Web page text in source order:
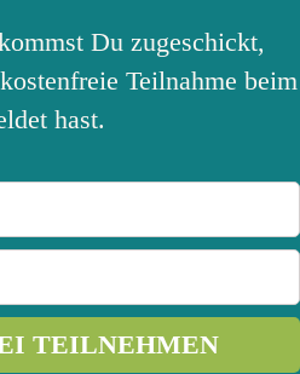
Du zugeschickt,
Teilnahme beim
hast.